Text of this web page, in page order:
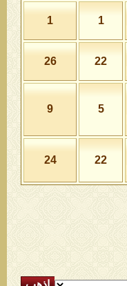
1
1
22
26
5
9
22
24